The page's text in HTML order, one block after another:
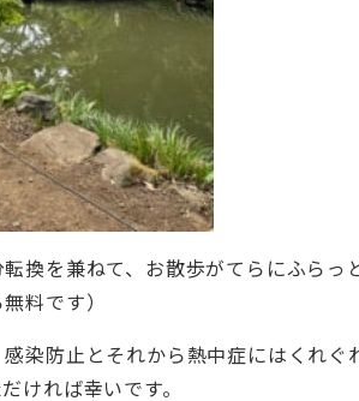
換を兼ねて、お散歩がてらにふらっ
料です）
染防止とそれから熱中症にはくれぐ
ければ幸いです。